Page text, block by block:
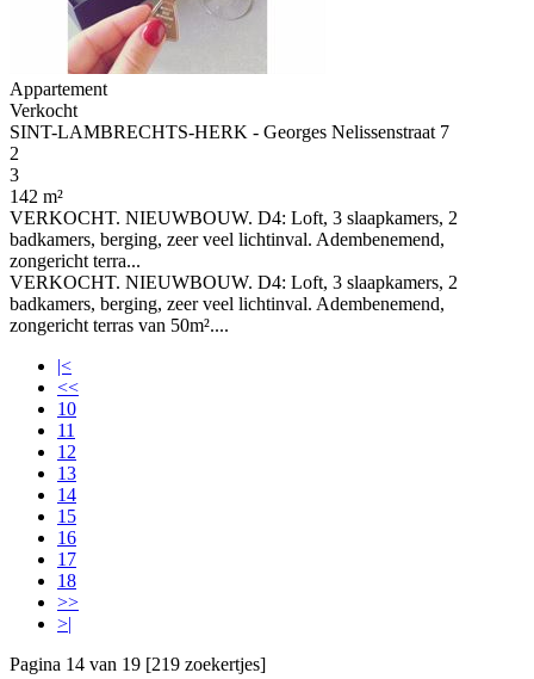
Appartement
Verkocht
SINT-LAMBRECHTS-HERK - Georges Nelissenstraat 7
2
3
142 m²
VERKOCHT. NIEUWBOUW. D4: Loft, 3 slaapkamers, 2
badkamers, berging, zeer veel lichtinval. Adembenemend,
zongericht terra...
VERKOCHT. NIEUWBOUW. D4: Loft, 3 slaapkamers, 2
badkamers, berging, zeer veel lichtinval. Adembenemend,
zongericht terras van 50m²....
|<
<<
10
11
12
13
14
15
16
17
18
>>
>|
Pagina 14 van 19 [219 zoekertjes]